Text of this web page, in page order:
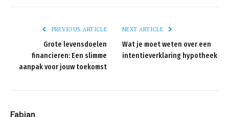
PREVIOUS ARTICLE
Grote levensdoelen
financieren: Een slimme
aanpak voor jouw toekomst
NEXT ARTICLE
Wat je moet weten over een
intentieverklaring hypotheek
Fabian